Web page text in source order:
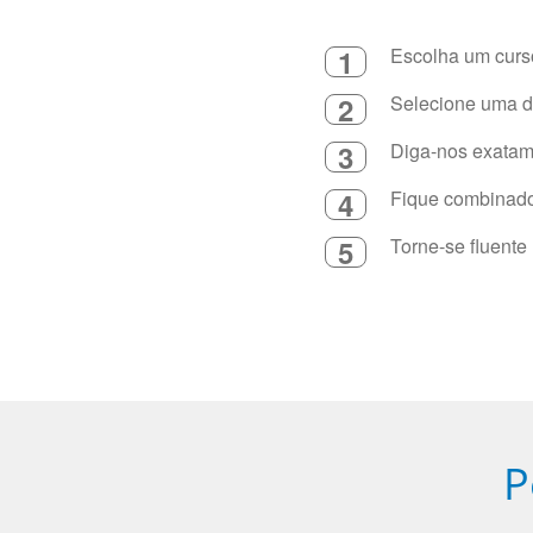
1 Escolha um
2 Selecione uma
3 Diga-nos
4 Fique
5 Torne-se